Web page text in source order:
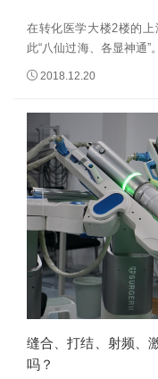
在转化医学大楼2楼的
此“八仙过海、各显神通”
医、机、电、材、物、
2018.12.20
缝合、打结、射频、
吗？